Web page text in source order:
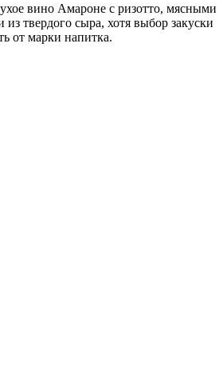
вино Амароне с ризотто, мясными
твердого сыра, хотя выбор закуски
от марки напитка.